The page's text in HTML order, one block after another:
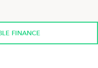
FINANCE